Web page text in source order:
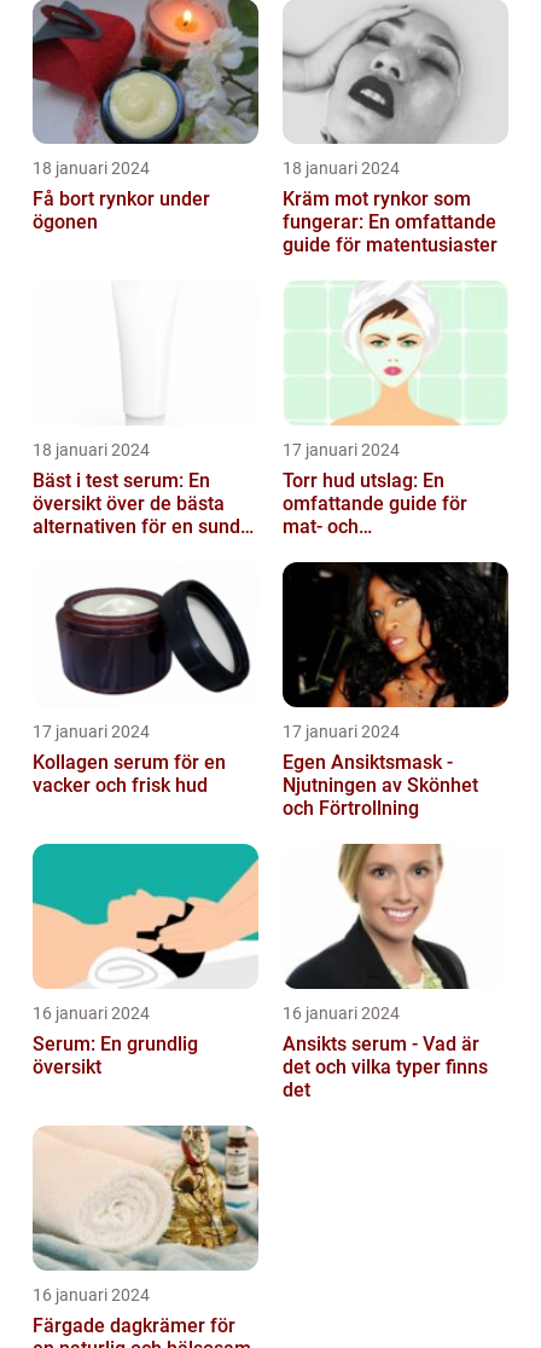
18 januari 2024
Få bort rynkor under
ögonen
18 januari 2024
Kräm mot rynkor som
fungerar: En omfattande
guide för matentusiaster
18 januari 2024
Bäst i test serum: En
översikt över de bästa
alternativen för en sund
17 januari 2024
Torr hud utslag: En
omfattande guide för
mat- och
17 januari 2024
Kollagen serum för en
vacker och frisk hud
17 januari 2024
Egen Ansiktsmask -
Njutningen av Skönhet
och Förtrollning
16 januari 2024
Serum: En grundlig
översikt
16 januari 2024
Ansikts serum - Vad är
det och vilka typer finns
det
16 januari 2024
Färgade dagkrämer för